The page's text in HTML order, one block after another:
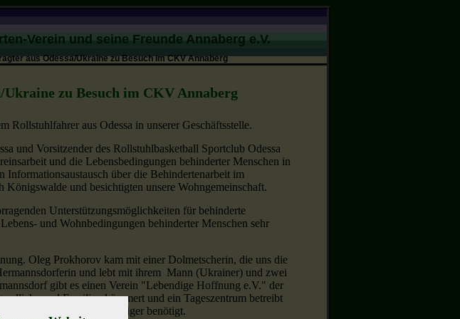
Verein und seine Freunde Annaberg e.V.
aus Odessa/Ukraine zu Besuch im CKV Annaberg
zu Besuch im CKV Annaberg
Rollstuhlfahrer aus Odessa in unserer Geschäftsstelle.
und Vorsitzender des Rollstuhlbasketball Sportclub Odessa
und die Lebensbedingungen behinderter Menschen in
über die Behindertenarbeit im
Königswalde und besichtigten unsere Wohngemeinschaft.
Unterstützungsmöglichkeiten für behinderte
und Wohnbedingungen behinderter Menschen sehr
Oleg Prokhorov kam mit einer Dolmetscherin, die uns die
und lebt mit ihrem Mann (Ukrainer) und zwei
gibt es einen Verein "Lebendige Hoffnung e.V." der
und Familien kümmert und ein Tageszentrum betreibt
Rollstühle und Treppensteiger benötigt.